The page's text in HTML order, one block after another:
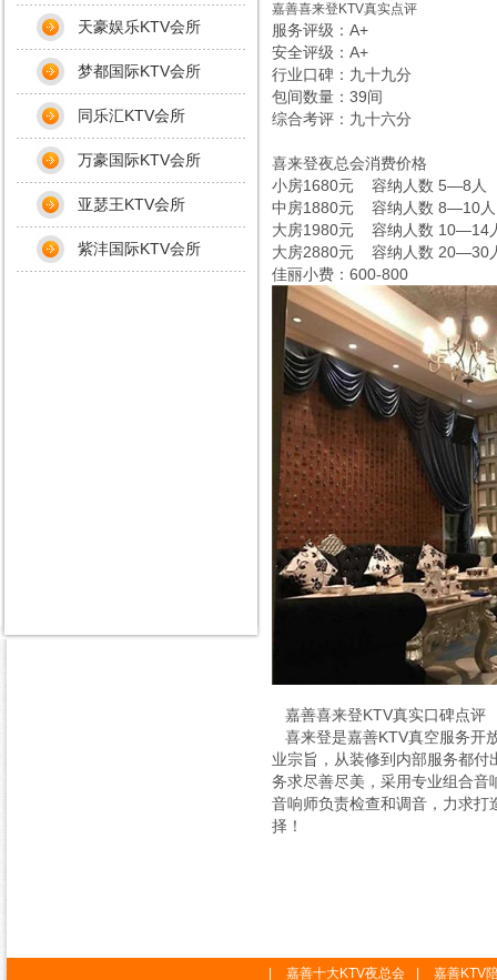
嘉善喜来登KTV真实点评
服务评级：A+
安全评级：A+
行业口碑：九十九分
包间数量：39间
综合考评：九十六分
喜来登夜总会消费价格
小房1680元 容纳人数 5—8人
中房1880元 容纳人数 8—10人
大房1980元 容纳人数 10—14
大房2880元 容纳人数 20—30
佳丽小费：600-800
嘉善喜来登KTV真实口碑点评
喜来登是嘉善KTV真空服务开
业宗旨，从装修到内部服务都
务求尽善尽美，采用专业组合
音响师负责检查和调音，力求打
择！
天豪娱乐KTV会所
梦都国际KTV会所
同乐汇KTV会所
万豪国际KTV会所
亚瑟王KTV会所
紫沣国际KTV会所
嘉善十大KTV夜总会 嘉善KTV